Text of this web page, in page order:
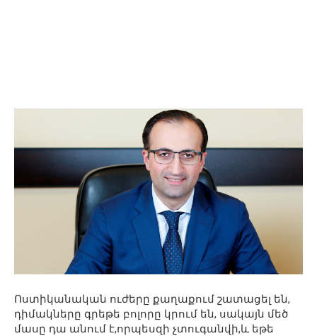
Ոստիկանական ուժերը քաղաքում շատացել են,
դիմակները գրեթե բոլորը կրում են, սակայն մեծ
մասը դա անում է,որպեսզի չտուգանվի,և եթե